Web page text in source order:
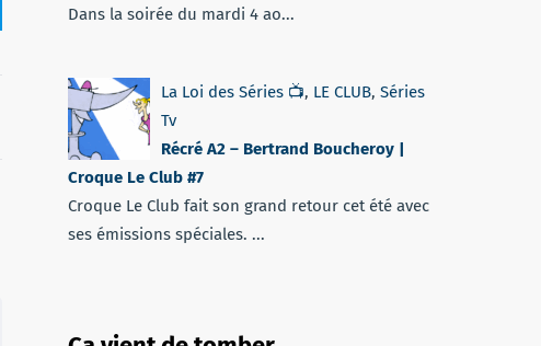
Dans la soirée du mardi 4 ao...
La Loi des Séries 📺, LE CLUB, Séries
Tv
Récré A2 – Bertrand Boucheroy |
Croque Le Club #7
Croque Le Club fait son grand retour cet été avec
ses émissions spéciales. ...